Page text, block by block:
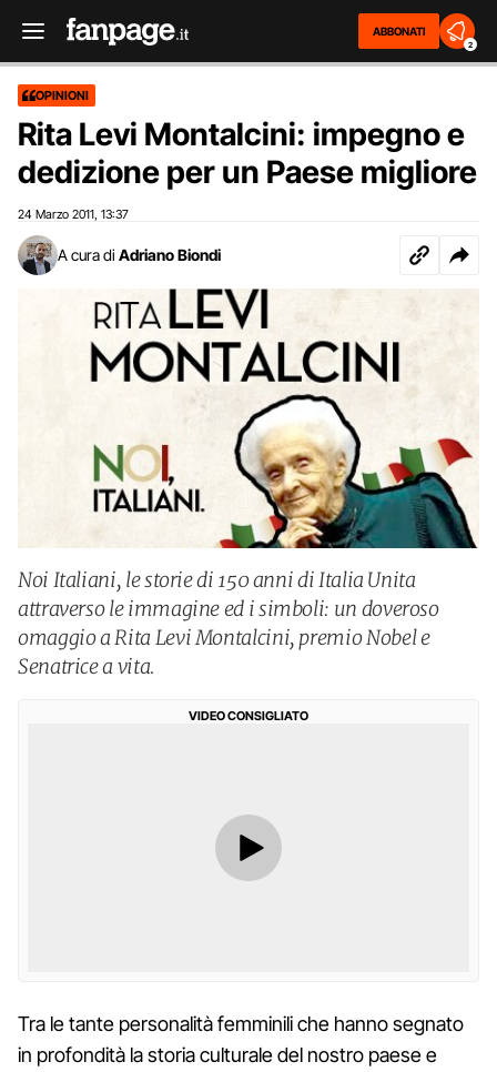
ABBONATI
2
OPINIONI
Rita Levi Montalcini: impegno e
dedizione per un Paese migliore
24 Marzo 2011 13:37
A cura di Adriano Biondi
Noi Italiani, le storie di 150 anni di Italia Unita
attraverso le immagine ed i simboli: un doveroso
omaggio a Rita Levi Montalcini, premio Nobel e
Senatrice a vita.
VIDEO CONSIGLIATO
Tra le tante personalità femminili che hanno segnato
in profondità la storia culturale del nostro paese e